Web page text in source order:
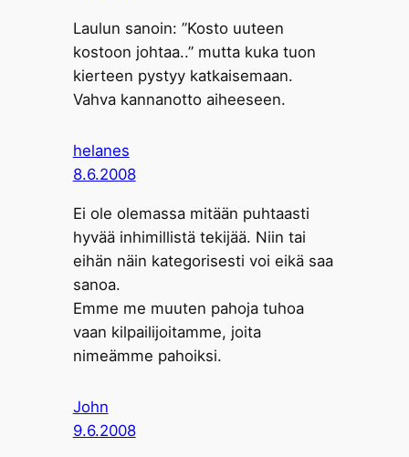
Laulun sanoin: ”Kosto uuteen
kostoon johtaa..” mutta kuka tuon
kierteen pystyy katkaisemaan.
Vahva kannanotto aiheeseen.
helanes
8.6.2008
Ei ole olemassa mitään puhtaasti
hyvää inhimillistä tekijää. Niin tai
eihän näin kategorisesti voi eikä saa
sanoa.
Emme me muuten pahoja tuhoa
vaan kilpailijoitamme, joita
nimeämme pahoiksi.
John
9.6.2008